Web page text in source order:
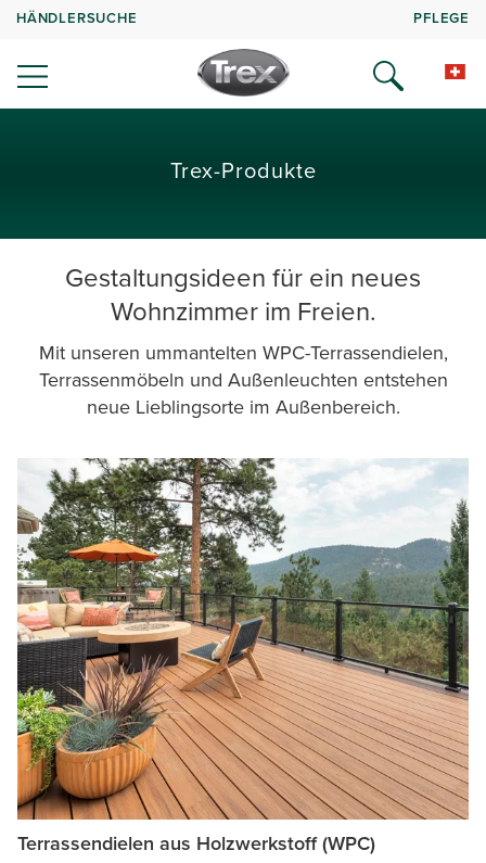
HÄNDLERSUCHE PFLEGE
Trex-Produkte
Gestaltungsideen für ein neues
Wohnzimmer im Freien.
Mit unseren ummantelten WPC-Terrassendielen,
Terrassenmöbeln und Außenleuchten entstehen
neue Lieblingsorte im Außenbereich.
Terrassendielen aus Holzwerkstoff (WPC)